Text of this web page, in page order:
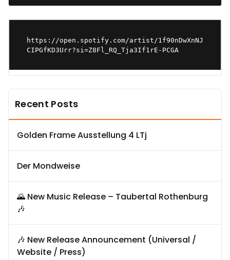
https://open.spotify.com/artist/1f90nDwXnNJ
CIPGfKD3Urr?si=Z8Fl_RQ_Tja3If1rE-PCGA
Recent Posts
Golden Frame Ausstellung 4 LTj
Der Mondweise
🌄 New Music Release – Taubertal Rothenburg
🎶
🎶 New Release Announcement (Universal /
Website / Press)